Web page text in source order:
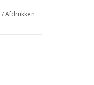
/Afdrukken